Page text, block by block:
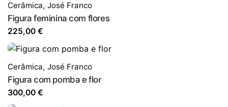
Cerâmica, José Franco
Figura feminina com flores
225,00 €
Cerâmica, José Franco
Figura com pomba e flor
300,00 €